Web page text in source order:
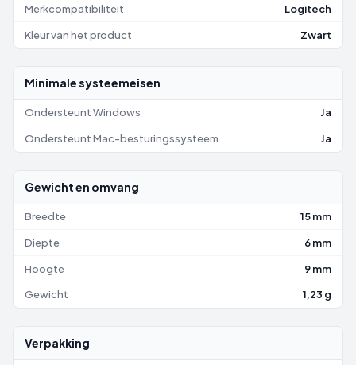
Merkcompatibiliteit Logitech
Kleur van het product Zwart
Minimale systeemeisen
Ondersteunt Windows Ja
Ondersteunt Mac-besturingssysteem Ja
Gewicht en omvang
Breedte 15 mm
Diepte 6 mm
Hoogte 9 mm
Gewicht 1,23 g
Verpakking